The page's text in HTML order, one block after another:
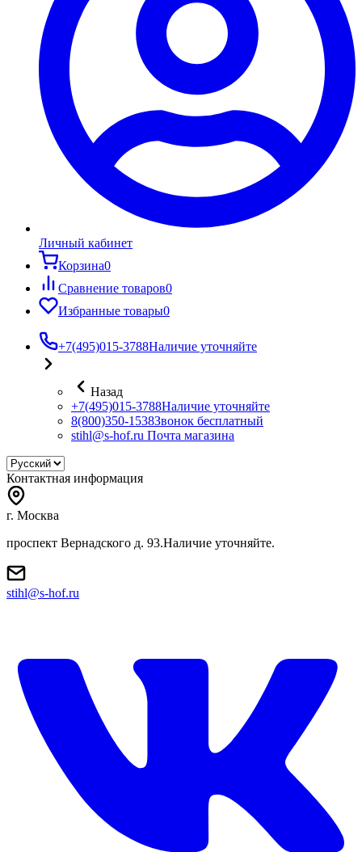
Личный кабинет
Корзина0
Сравнение товаров0
Избранные товары0
+7(495)015-3788Наличие уточняйте
Назад
+7(495)015-3788Наличие уточняйте
8(800)350-1538Звонок бесплатный
stihl@s-hof.ru Почта магазина
Контактная информация
г. Москва
проспект Вернадского д. 93.Наличие уточняйте.
stihl@s-hof.ru